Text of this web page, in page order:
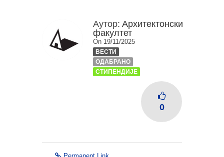
Аутор: Архитектонски
факултет
On 19/11/2025
ВЕСТИ
ОДАБРАНО
СТИПЕНДИЈЕ
0